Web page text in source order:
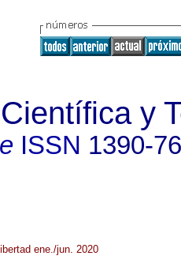
y
ISSN 1390-
ene./jun. 2020